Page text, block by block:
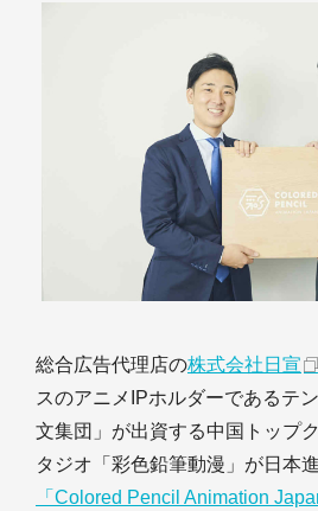
総合広告代理店の株式会社日宣
スのアニメIPホルダーであるテ
文集団」が出資する中国トップ
タジオ「彩色鉛筆動漫」が日本
「Colored Pencil Animation